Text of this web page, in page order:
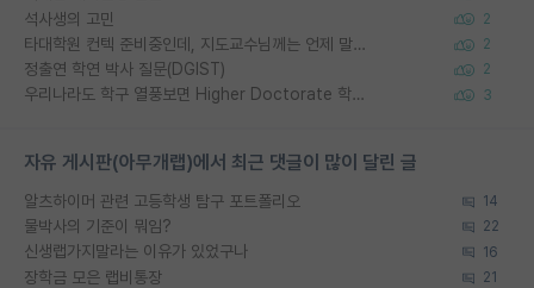
석사생의 고민 2
타대학원 컨텍 준비중인데, 지도교수님께는 언제 말씀드려야 할까요? 2
정출연 학연 박사 질문(DGIST) 2
우리나라도 학구 열풍보면 Higher Doctorate 학위가 필요하다고 봅니다. 3
자유 게시판(아무개랩)에서 최근 댓글이 많이 달린 글
알츠하이머 관련 고등학생 탐구 포트폴리오 14
물박사의 기준이 뭐임? 22
신생랩가지말라는 이유가 있었구나 16
장학금 모은 랩비통장 21